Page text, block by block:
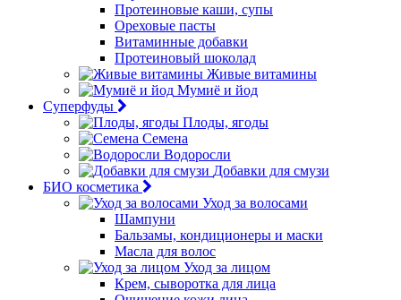
Протеиновые каши, супы
Ореховые пасты
Витаминные добавки
Протеиновый шоколад
Живые витамины
Мумиё и йод
Суперфуды
Плоды, ягоды
Семена
Водоросли
Добавки для смузи
БИО косметика
Уход за волосами
Шампуни
Бальзамы, кондиционеры и маски
Масла для волос
Уход за лицом
Крем, сыворотка для лица